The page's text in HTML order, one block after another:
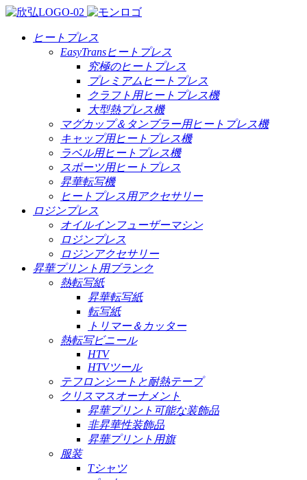
ヒートプレス
EasyTransヒートプレス
究極のヒートプレス
プレミアムヒートプレス
クラフト用ヒートプレス機
大型熱プレス機
マグカップ＆タンブラー用ヒートプレス機
キャップ用ヒートプレス機
ラベル用ヒートプレス機
スポーツ用ヒートプレス
昇華転写機
ヒートプレス用アクセサリー
ロジンプレス
オイルインフューザーマシン
ロジンプレス
ロジンアクセサリー
昇華プリント用ブランク
熱転写紙
昇華転写紙
転写紙
トリマー＆カッター
熱転写ビニール
HTV
HTVツール
テフロンシートと耐熱テープ
クリスマスオーナメント
昇華プリント可能な装飾品
非昇華性装飾品
昇華プリント用旗
服装
Tシャツ